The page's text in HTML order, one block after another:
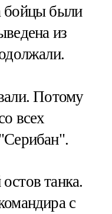
бойцы были
из
Потому
всех
танка.
с